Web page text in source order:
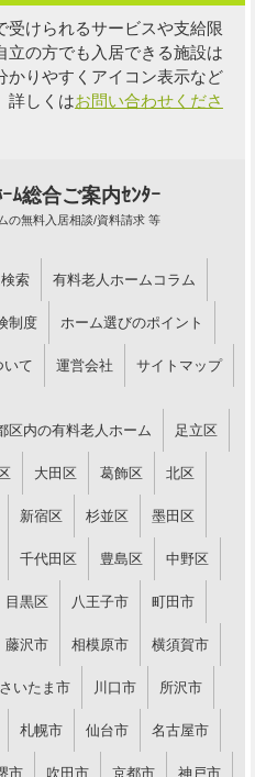
受けられるサービスや支給限
立の方でも入居できる施設は
かりやすくアイコン表示など
詳しくはお問い合わせくださ
ﾑ総合ご案内ｾﾝﾀｰ
の無料入居相談/資料請求 等
索 有料老人ホームコラム
制度 ホーム選びのポイント
いて 運営会社 サイトマップ
区内の有料老人ホーム 足立区
大田区 葛飾区 北区
新宿区 杉並区 墨田区
千代田区 豊島区 中野区
目黒区 八王子市 町田市
藤沢市 相模原市 横須賀市
さいたま市 川口市 所沢市
札幌市 仙台市 名古屋市
市 吹田市 京都市 神戸市